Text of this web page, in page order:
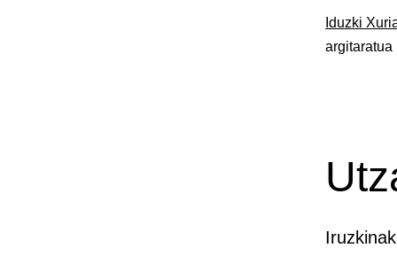
Iduzki
argitaratua